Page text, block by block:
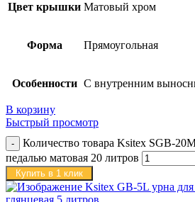
Цвет крышки Матовый хром
Форма Прямоугольная
Особенности С внутренним
В корзину
Быстрый просмотр
Количество товара Ksitex SGB-
педалью матовая 20 литров
Купить в 1 клик